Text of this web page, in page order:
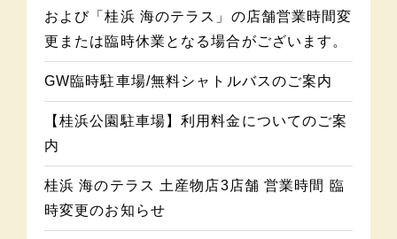
および「桂浜 海のテラス」の店舗営業時間変
更または臨時休業となる場合がございます。
GW臨時駐車場/無料シャトルバスのご案内
【桂浜公園駐車場】利用料金についてのご案
内
桂浜 海のテラス 土産物店3店舗 営業時間 臨
時変更のお知らせ